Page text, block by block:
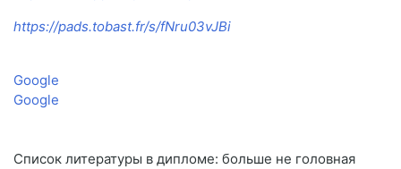
https://pads.tobast.fr/s/fNru03vJBi
Google
Google
Список литературы в дипломе: больше не головная